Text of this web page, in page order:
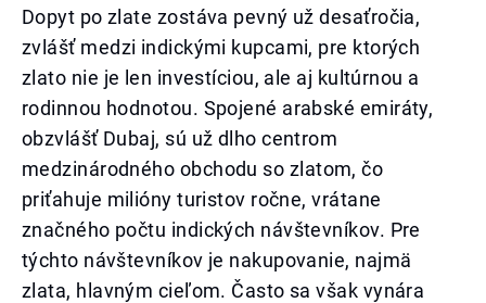
Dopyt po zlate zostáva pevný už desaťročia,
zvlášť medzi indickými kupcami, pre ktorých
zlato nie je len investíciou, ale aj kultúrnou a
rodinnou hodnotou. Spojené arabské emiráty,
obzvlášť Dubaj, sú už dlho centrom
medzinárodného obchodu so zlatom, čo
priťahuje milióny turistov ročne, vrátane
značného počtu indických návštevníkov. Pre
týchto návštevníkov je nakupovanie, najmä
zlata, hlavným cieľom. Často sa však vynára